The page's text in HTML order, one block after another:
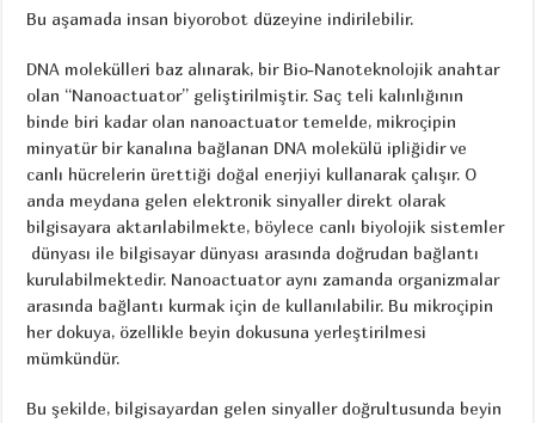
Bu aşamada insan biyorobot düzeyine indirilebilir.
DNA molekülleri baz alınarak, bir Bio-Nanoteknolojik anahtar
olan “Nanoactuator” geliştirilmiştir. Saç teli kalınlığının
binde biri kadar olan nanoactuator temelde, mikroçipin
minyatür bir kanalına bağlanan DNA molekülü ipliğidir ve
canlı hücrelerin ürettiği doğal enerjiyi kullanarak çalışır. O
anda meydana gelen elektronik sinyaller direkt olarak
bilgisayara aktarılabilmekte, böylece canlı biyolojik sistemler
dünyası ile bilgisayar dünyası arasında doğrudan bağlantı
kurulabilmektedir. Nanoactuator aynı zamanda organizmalar
arasında bağlantı kurmak için de kullanılabilir. Bu mikroçipin
her dokuya, özellikle beyin dokusuna yerleştirilmesi
mümkündür.
Bu şekilde, bilgisayardan gelen sinyaller doğrultusunda beyin